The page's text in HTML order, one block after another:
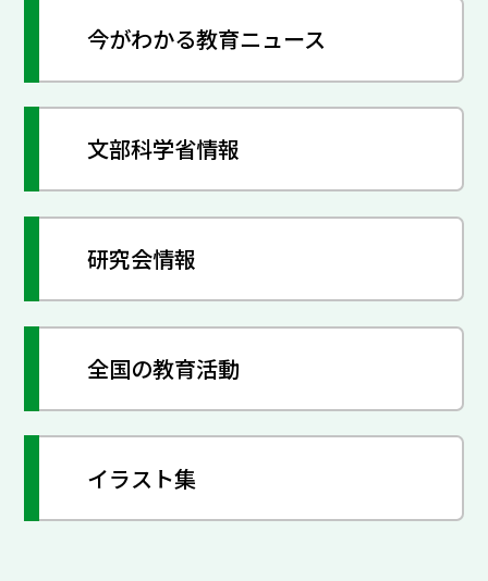
今がわかる教育ニュース
文部科学省情報
研究会情報
全国の教育活動
イラスト集